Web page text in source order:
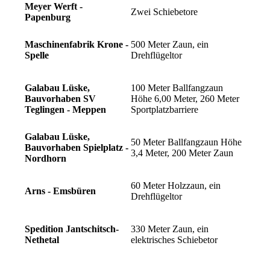
Meyer Werft -
Papenburg
Zwei Schiebetore
Maschinenfabrik Krone -
Spelle
500 Meter Zaun, ein
Drehflügeltor
Galabau Lüske,
Bauvorhaben SV
Teglingen - Meppen
100 Meter Ballfangzaun
Höhe 6,00 Meter, 260 Meter
Sportplatzbarriere
Galabau Lüske,
Bauvorhaben Spielplatz -
Nordhorn
50 Meter Ballfangzaun Höhe
3,4 Meter, 200 Meter Zaun
Arns - Emsbüren
60 Meter Holzzaun, ein
Drehflügeltor
Spedition Jantschitsch-
Nethetal
330 Meter Zaun, ein
elektrisches Schiebetor